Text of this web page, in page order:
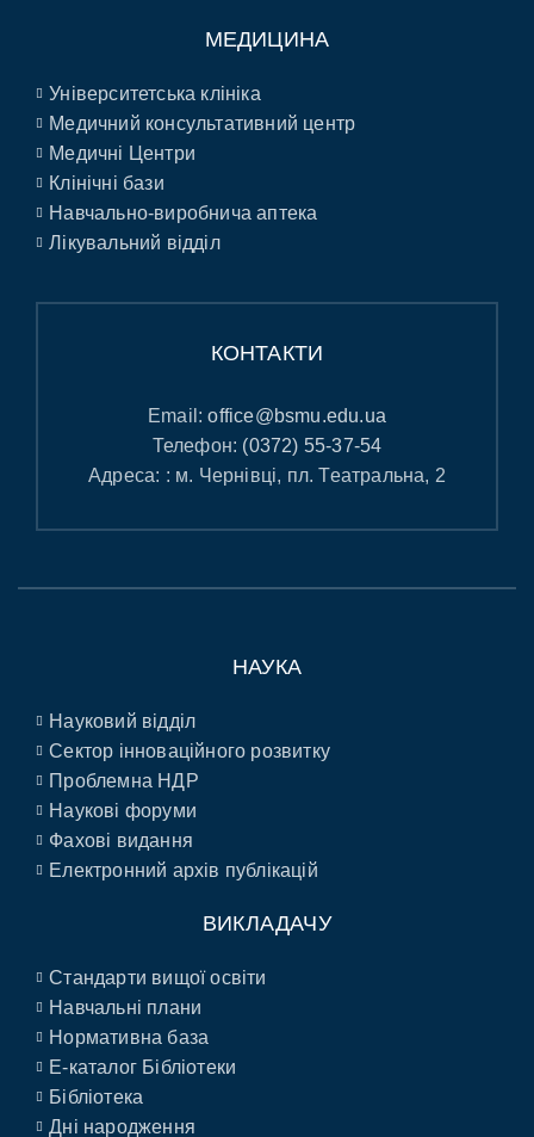
МЕДИЦИНА
Університетська клініка
Медичний консультативний центр
Медичні Центри
Клінічні бази
Навчально-виробнича аптека
Лікувальний відділ
КОНТАКТИ
Email:office@bsmu.edu.ua
Телефон: (0372) 55-37-54
Адреса: : м. Чернівці, пл. Театральна, 2
НАУКА
Науковий відділ
Сектор інноваційного розвитку
Проблемна НДР
Наукові форуми
Фахові видання
Електронний архів публікацій
ВИКЛАДАЧУ
Стандарти вищої освіти
Навчальні плани
Нормативна база
E-каталог Бібліотеки
Бібліотека
Дні народження